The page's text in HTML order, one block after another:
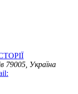
79005, Україна